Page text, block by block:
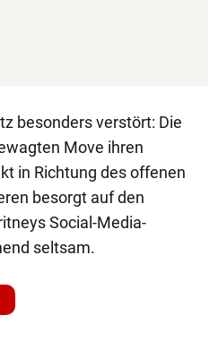
besonders verstört: Die
Move ihren
in Richtung des offenen
besorgt auf den
Social-Media-
seltsam.